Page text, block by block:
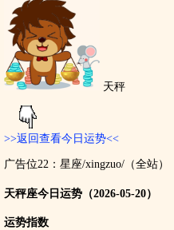
天秤
>>返回查看今日运势<<
广告位22：星座/xingzuo/（全站）
天秤座今日运势（2026-05-20）
运势指数